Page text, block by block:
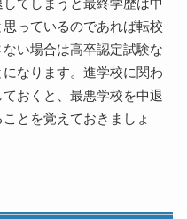
てしまうと最終学歴は中
っているのであれば転校
い場合は高卒認定試験な
なります。進学校に関わ
おくと、最悪学校を中退
とを覚えておきましょ